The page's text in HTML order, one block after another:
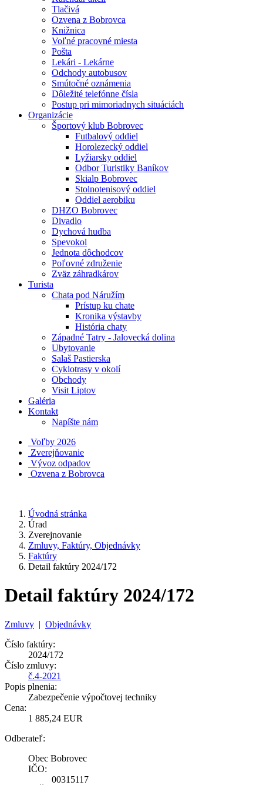
Tlačivá
Ozvena z Bobrovca
Knižnica
Voľné pracovné miesta
Pošta
Lekári - Lekárne
Odchody autobusov
Smútočné oznámenia
Dôležité telefónne čísla
Postup pri mimoriadnych situáciách
Organizácie
Športový klub Bobrovec
Futbalový oddiel
Horolezecký oddiel
Lyžiarsky oddiel
Odbor Turistiky Baníkov
Skialp Bobrovec
Stolnotenisový oddiel
Oddiel aerobiku
DHZO Bobrovec
Divadlo
Dychová hudba
Spevokol
Jednota dôchodcov
Poľovné združenie
Zväz záhradkárov
Turista
Chata pod Náružím
Prístup ku chate
Kronika výstavby
História chaty
Západné Tatry - Jalovecká dolina
Ubytovanie
Salaš Pastierska
Cyklotrasy v okolí
Obchody
Visit Liptov
Galéria
Kontakt
Napíšte nám
Voľby 2026
Zverejňovanie
Vývoz odpadov
Ozvena z Bobrovca
Úvodná stránka
Úrad
Zverejnovanie
Zmluvy, Faktúry, Objednávky
Faktúry
Detail faktúry 2024/172
Detail faktúry 2024/172
Zmluvy | Objednávky
Číslo faktúry:
2024/172
Číslo zmluvy:
č.4-2021
Popis plnenia:
Zabezpečenie výpočtovej techniky
Cena:
1 885,24 EUR
Odberateľ:
Obec Bobrovec
IČO:
00315117